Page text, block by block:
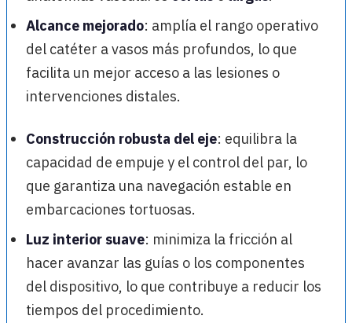
Alcance mejorado: amplía el rango operativo
del catéter a vasos más profundos, lo que
facilita un mejor acceso a las lesiones o
intervenciones distales.
Construcción robusta del eje: equilibra la
capacidad de empuje y el control del par, lo
que garantiza una navegación estable en
embarcaciones tortuosas.
Luz interior suave: minimiza la fricción al
hacer avanzar las guías o los componentes
del dispositivo, lo que contribuye a reducir los
tiempos del procedimiento.